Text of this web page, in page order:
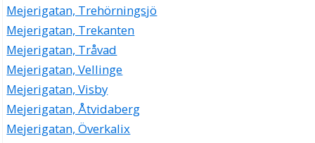
Mejerigatan, Trehörningsjö
Mejerigatan, Trekanten
Mejerigatan, Tråvad
Mejerigatan, Vellinge
Mejerigatan, Visby
Mejerigatan, Åtvidaberg
Mejerigatan, Överkalix